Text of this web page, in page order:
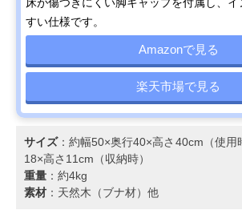
すい仕様です。
Amazonで見る
楽天市場で見る
サイズ：約幅50×奥行40×高さ40cm（使用
18×高さ11cm（収納時）
重量 ：約4kg
素材 ：天然木（ブナ材）他